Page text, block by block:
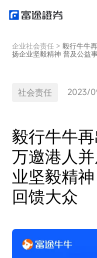
企业社会责任> 毅行牛牛
扬企业坚毅精神 普及公益
社会责任 2023/
毅行牛牛
万邀港人
业坚毅精
回馈大众